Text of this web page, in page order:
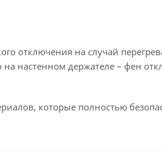
отключения на случай
настенном держателе – фен
которые полностью